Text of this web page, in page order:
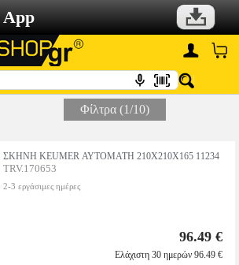
App
Φίλτρα (1/10)
ΣΚΗΝΗ KEUMER ΑΥΤΟΜΑΤΗ 210X210X165 11234
TRV.170653
2-3 εργάσιμες ημέρες
96.49 €
Ελάχιστη 30 ημερών 96.49 €